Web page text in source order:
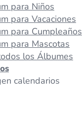
para Niños
para Vacaciones
para Cumpleaños
para Mascotas
los Álbumes
calendarios